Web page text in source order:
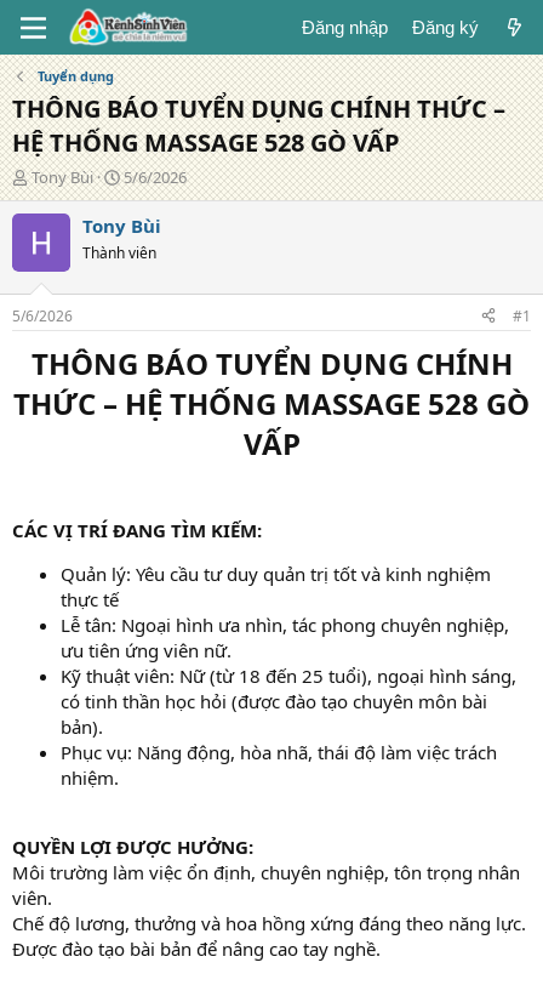
Đăng nhập Đăng ký
Tuyển dụng
THÔNG BÁO TUYỂN DỤNG CHÍNH THỨC –
HỆ THỐNG MASSAGE 528 GÒ VẤP
T
á
c
g
ả
Tony Bùi
N
g
à
đ
g
5/6/2026
Tony Bùi
Thành viên
5/6/2026 #1
THÔNG BÁO TUYỂN DỤNG CHÍNH
THỨC – HỆ THỐNG MASSAGE 528 GÒ
VẤP​
CÁC VỊ TRÍ ĐANG TÌM KIẾM:
Quản lý: Yêu cầu tư duy quản trị tốt và kinh nghiệm
thực tế
Lễ tân: Ngoại hình ưa nhìn, tác phong chuyên nghiệp,
ưu tiên ứng viên nữ.
Kỹ thuật viên: Nữ (từ 18 đến 25 tuổi), ngoại hình sáng,
có tinh thần học hỏi (được đào tạo chuyên môn bài
bản).
Phục vụ: Năng động, hòa nhã, thái độ làm việc trách
nhiệm.
QUYỀN LỢI ĐƯỢC HƯỞNG:
Môi trường làm việc ổn định, chuyên nghiệp, tôn trọng nhân
viên.
Chế độ lương, thưởng và hoa hồng xứng đáng theo năng lực.
Được đào tạo bài bản để nâng cao tay nghề.